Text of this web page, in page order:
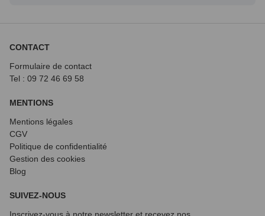
CONTACT
Formulaire de contact
Tel : 09 72 46 69 58
MENTIONS
Mentions légales
CGV
Politique de confidentialité
Gestion des cookies
Blog
SUIVEZ-NOUS